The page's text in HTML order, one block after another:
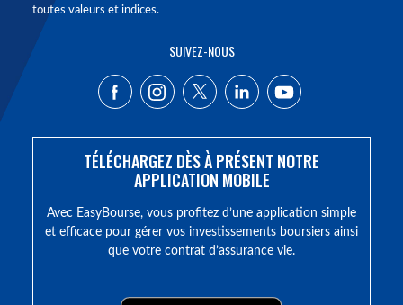
toutes valeurs et indices.
SUIVEZ-NOUS
TÉLÉCHARGEZ DÈS À PRÉSENT NOTRE
APPLICATION MOBILE
Avec EasyBourse, vous profitez d’une application simple
et efficace pour gérer vos investissements boursiers ainsi
que votre contrat d’assurance vie.